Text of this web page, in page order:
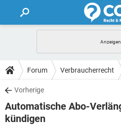
FORUM
TIPPS
LEXIKON
Forum Verbraucherrecht
Vorherige
Automatische Abo-
kündigen